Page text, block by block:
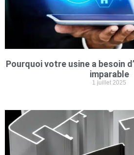
Pourquoi votre usine a besoin
imparable
1 juillet 2025